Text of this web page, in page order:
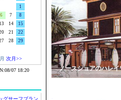
1
6 7
8
13 14
15
21
22
28
29
次月>>
グサーフブラン
ノースショアのハレ